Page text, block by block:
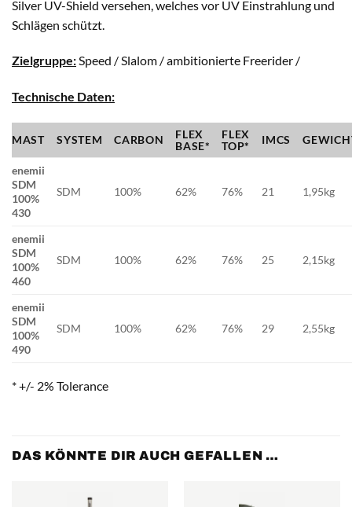
Silver UV-Shield versehen, welches vor UV Einstrahlung und
Schlägen schützt.
Zielgruppe:Speed / Slalom / ambitionierte Freerider /
Technische Daten:
MAST SYSTEM CARBON
FLEX
BASE*
FLEX
TOP*
IMCS
enemii
SDM
100%
430
SDM 100% 62% 76% 21 1,95kg
enemii
SDM
100%
460
SDM 100% 62% 76% 25 2,15kg
enemii
SDM
100%
490
SDM 100% 62% 76% 29 2,55kg
* +/- 2% Tolerance
DAS KÖNNTE DIR AUCH GEFALLEN …